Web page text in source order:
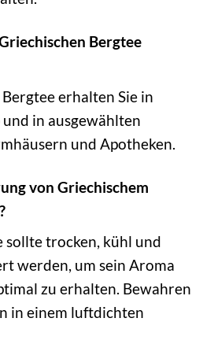
Bergtee
erhalten Sie in
in ausgewählten
und Apotheken.
von Griechischem
sollte trocken, kühl und
werden, um sein Aroma
zu erhalten. Bewahren
in einem luftdichten